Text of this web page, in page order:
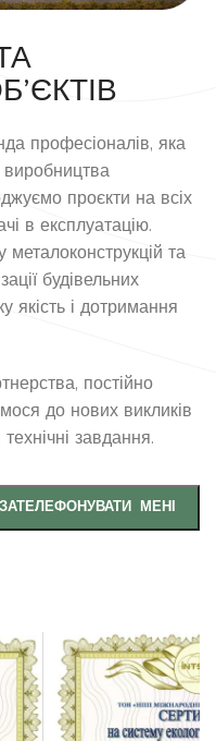
професіоналів, яка
виробництва
проєкти на всіх
в експлуатацію.
та
будівельних
якість і дотримання
постійно
до нових викликів
завдання.